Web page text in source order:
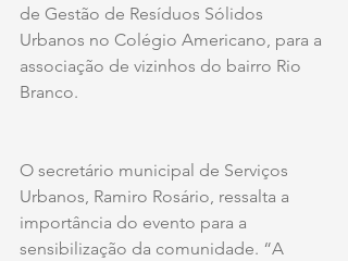
de Gestão de Resíduos Sólidos
Urbanos no Colégio Americano, para a
associação de vizinhos do bairro Rio
Branco.
O secretário municipal de Serviços
Urbanos, Ramiro Rosário, ressalta a
importância do evento para a
sensibilização da comunidade. “A